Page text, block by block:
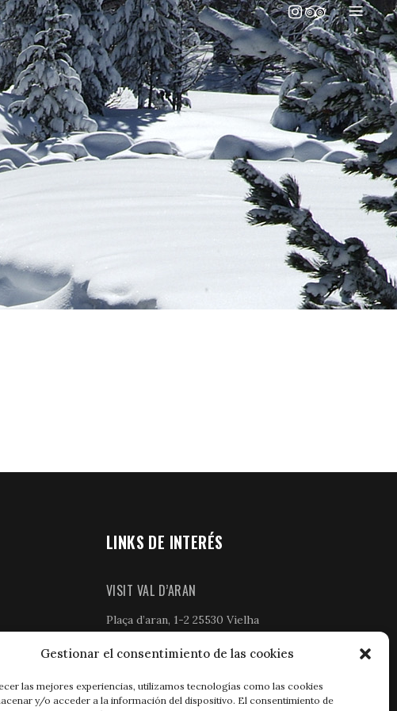
Gestionar el consentimiento de las cookies
las mejores experiencias, utilizamos tecnologías como las cookies
y/o acceder a la información del dispositivo. El consentimiento de
LINKS DE INTERÉS
VISIT VAL D’ARAN
Plaça d’aran, 1-2 25530 Vielha
GREMIO DE HOSTERÍA